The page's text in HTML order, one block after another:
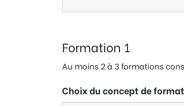
Formation 1
Au moins 2 à 3 formations
Choix du concept de